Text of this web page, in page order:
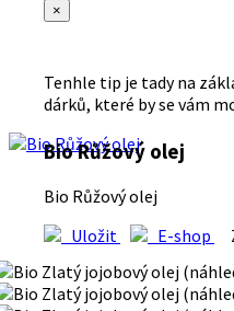
×
Tenhle tip je tady na
dárků, které by se vám
Bio Růžový olej
Bio Růžový olej
Uložit
E-shop